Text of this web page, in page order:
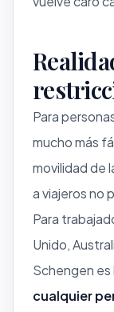
Para
mucho más
movilidad de
a viajeros no
Para
Unido,
Schengen es
cualquier